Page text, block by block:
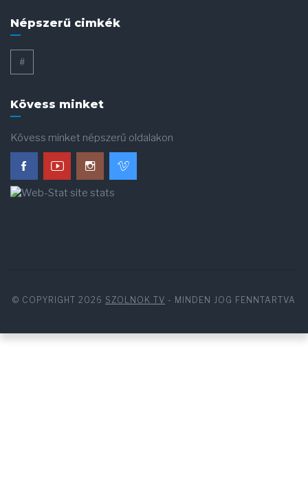
Népszerű cimkék
#
Kövess minket
Kövess minket népszerű oldalakon
© COPYRIGHT 2026 SZOLNOK TV - MINDEN JOG FENNTARTVA